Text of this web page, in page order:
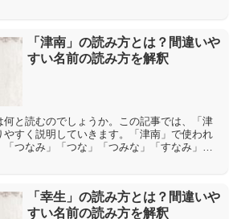
「津南」の読み方とは？間違いや
すい名前の読み方を解釈
何と読むのでしょうか。この記事では、「津
すく説明していきます。「津南」で使われ
つなみ」「つな」「つみな」「すなみ」
「幸生」の読み方とは？間違いや
すい名前の読み方を解釈